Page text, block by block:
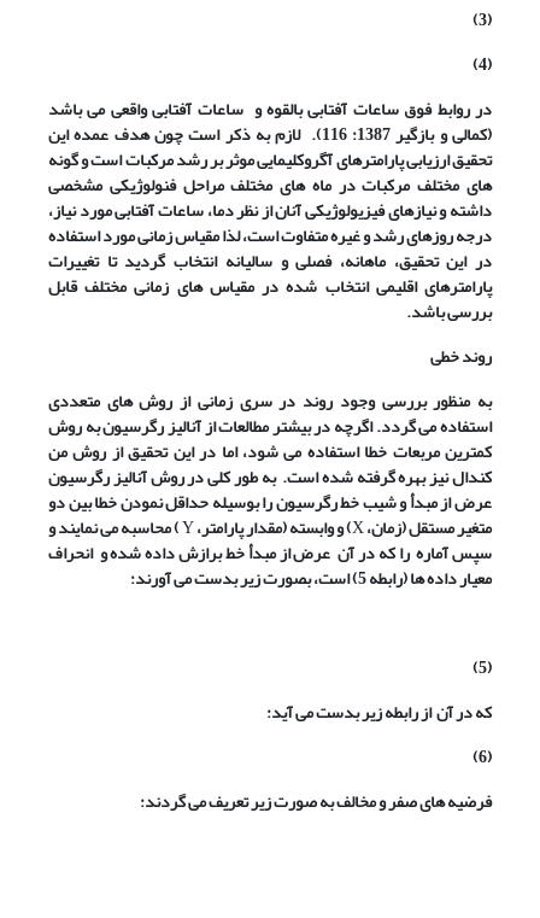
(3)
(4)
در روابط فوقساعات آفتابی بالقوه و ساعات آفتابی واقعی می باشد
(کمالی و بازگیر 1387: 116). لازم به ذکر است چون هدف عمده این
تحقیق ارزیابی پارامترهای آگروکلیمایی موثر بر رشد مرکبات است و گونه
های مختلف مرکبات در ماه های مختلف مراحل فنولوژیکی مشخصی
داشته و نیازهای فیزیولوژیکی آنان از نظر دما، ساعات آفتابی مورد نیاز،
درجه روزهای رشد و غیره متفاوت است، لذا مقیاس زمانی مورد استفاده
در این تحقیق، ماهانه، فصلی و سالیانه انتخاب گردید تا تغییرات
پارامترهای اقلیمی انتخاب شده در مقیاس های زمانی مختلف قابل
بررسی باشد.
روند خطی
به منظور بررسی وجود روند در سری زمانی از روش های متعددی
استفاده می گردد. اگرچه در بیشتر مطالعات از آنالیز رگرسیون به روش
کمترین مربعات خطا استفاده می شود، اما در این تحقیق از روش من
کندال نیز بهره گرفته شده است. به طور کلی در روش آنالیز رگرسیون
عرض از مبدأ و شیب خط رگرسیون را بوسیله حداقل نمودن خطا بین دو
متغیر مستقل (زمان،X) و وابسته (مقدار پارامتر،Y) محاسبه می نمایند و
سپس آمارهرا که در آن عرض از مبدأ خط برازش داده شده وانحراف
معیار داده ها (رابطه 5) است، بصورت زیر بدست می آورند:
(5)
که در آناز رابطه زیر بدست می آید:
(6)
فرضیه های صفر و مخالف به صورت زیر تعریف می گردند: